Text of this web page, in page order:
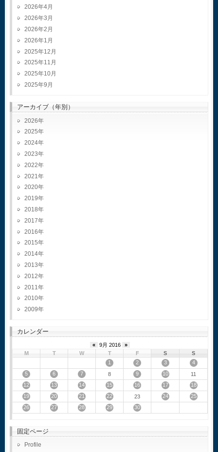
2026年4月
2026年3月
2026年2月
2026年1月
2025年12月
2025年11月
2025年10月
2025年9月
アーカイブ（年別）
2026
2025
2024
2023
2022
2021
2020
2019
2018
2017
2016
2015
2014
2013
2012
2011
2010
2009
カレンダー
« 9月 2016
»
M
T W T F S
S
1
2 3
4
5
6 7 8 9 10
11
12
13 14 15 16 17
18
19
20 21 22 23 24
25
26
27 28 29 30
固定ページ
Profile